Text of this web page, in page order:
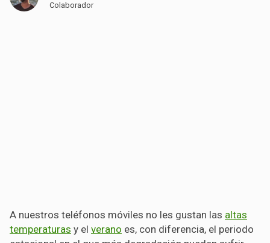
Colaborador
A nuestros teléfonos móviles no les gustan las altas
temperaturas y el verano es, con diferencia, el periodo